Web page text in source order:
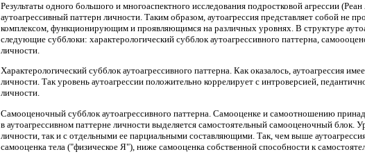
Результаты одного большого и многоаспектного исследования подростковой агрессии
аутоагрессивный паттерн личности. Таким образом, аутоагрессия представляет собой
комплексом, функционирующим и проявляющимся на различных уровнях. В структуре
следующие субблоки: характерологический субблок аутоагрессивного паттерна,
личности.
Характерологический субблок аутоагрессивного паттерна. Как оказалось, аутоагрессия
личности. Так уровень аутоагрессии положительно коррелирует с интроверсией,
личности.
Самооценочный субблок аутоагрессивного паттерна. Самооценке и самоотношению
в аутоагрессивном паттерне личности выделяется самостоятельный самооценочный блок.
личности, так и с отдельными ее парциальными составляющими. Так, чем выше
самооценка тела ("физическое Я"), ниже самооценка собственной способности к